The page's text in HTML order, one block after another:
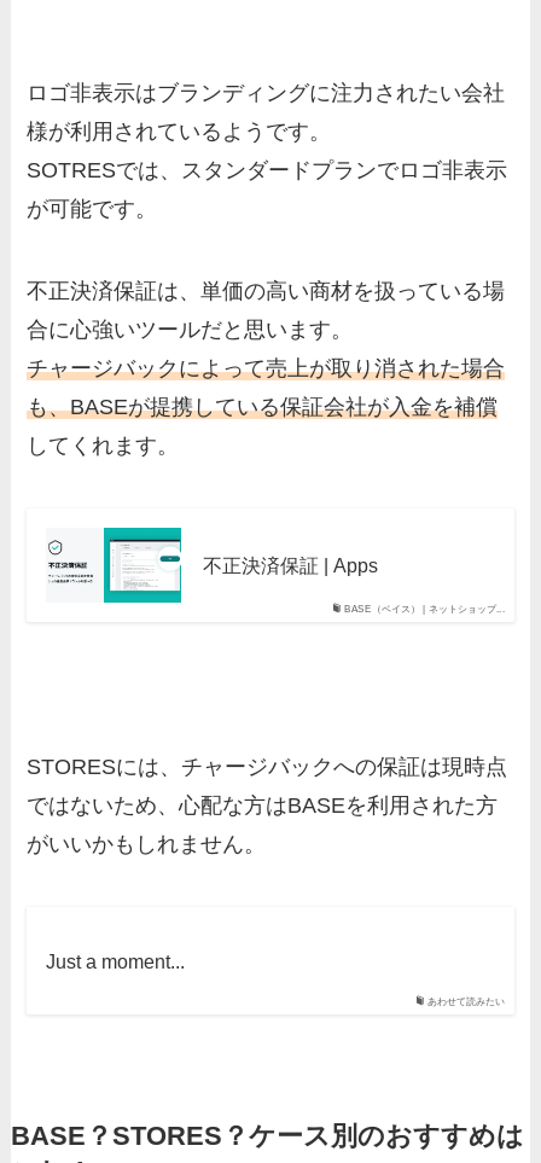
ロゴ非表示はブランディングに注力されたい会社
様が利用されているようです。
SOTRESでは、スタンダードプランでロゴ非表示
が可能です。
不正決済保証は、単価の高い商材を扱っている場
合に心強いツールだと思います。
チャージバックによって売上が取り消された場合
も、BASEが提携している保証会社が入金を補償
してくれます。
BASE（ベイス） | ネットショップ...
不正決済保証 | Apps
STORESには、チャージバックへの保証は現時点
ではないため、心配な方はBASEを利用された方
がいいかもしれません。
あわせて読みたい
Just a moment...
BASE？STORES？ケース別のおすすめは